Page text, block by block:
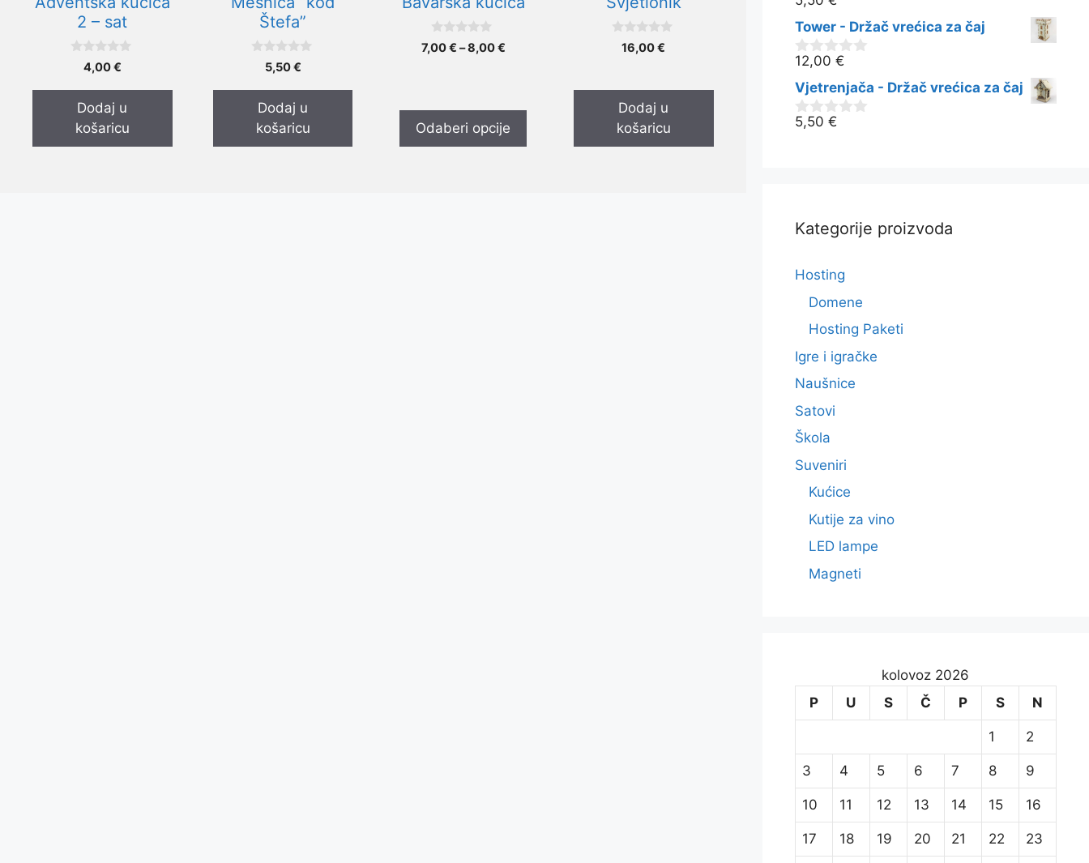
2 – sat
4,00€
Dodaj u
košaricu
Štefa”
5,50€
Dodaj u
košaricu
0
o
7,00€ –8,00€Raspon
do
8,00 €
Odaberi opcije
odabrati
stranici
16,00€
Dodaj u
košaricu
0
o
d
5
Tower - Držač vrećica za čaj
0
o
d
5
12,00 €
Vjetrenjača - Držač vrećica za čaj
0
5,50 €
Kategorije proizvoda
Hosting
Domene
Hosting Paketi
Igre i igračke
Naušnice
Satovi
Škola
Suveniri
Kućice
Kutije za vino
LED lampe
Magneti
kolovoz 2026
P
U S Č P S N
1 2
3 4 5 6 7 8 9
10 11 12 13 14 15 16
17 18 19 20 21 22 23